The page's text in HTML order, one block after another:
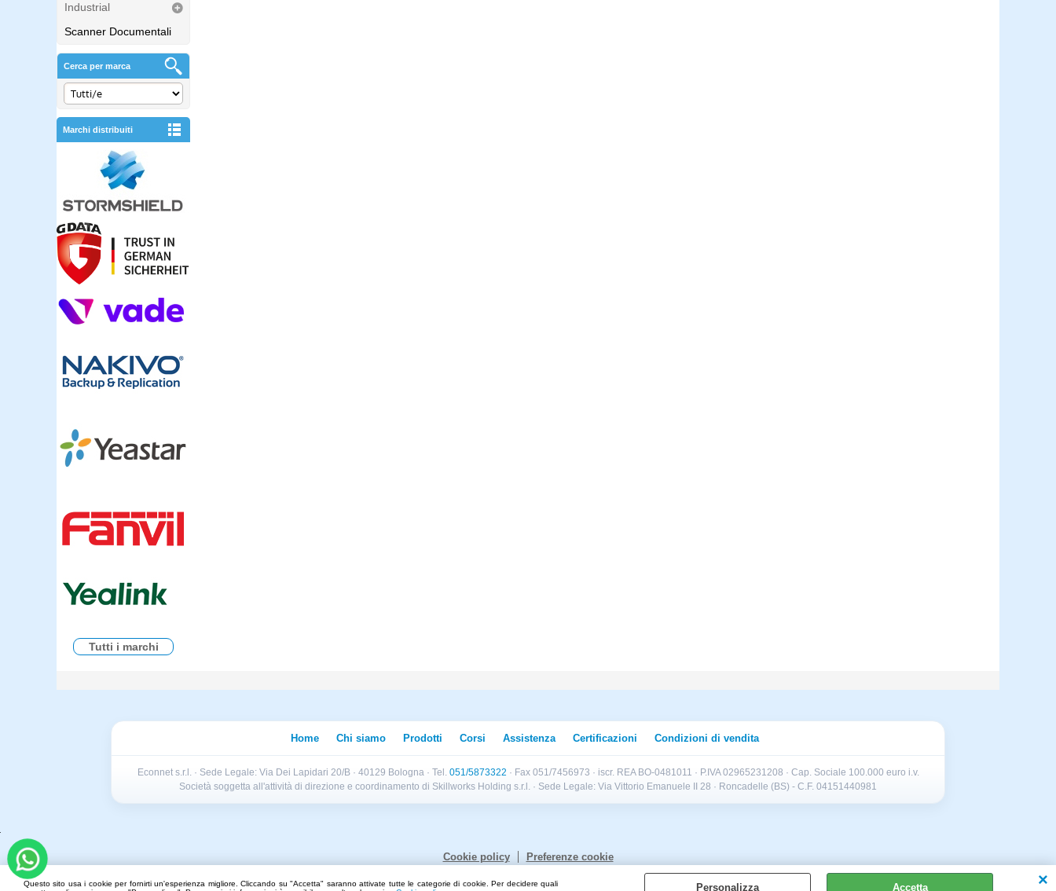
Questo sito usa i cookie per fornirti un'esperienza migliore. Cliccando su "Accetta" saranno attivate tutte le categorie di cookie. Per decidere quali
Personalizza Accetta
Industrial
Scanner Documentali
Cerca per marca
Marchi distribuiti
Tutti i marchi
Home Chi siamo Prodotti Corsi Assistenza Certificazioni Condizioni di vendita
Econnet s.r.l. · Sede Legale: Via Dei Lapidari 20/B · 40129 Bologna · Tel. 051/5873322 · Fax 051/7456973 · iscr. REA BO-0481011 · P.IVA 02965231208 · Cap. Sociale 100.000 euro i.v.
Società soggetta all'attività di direzione e coordinamento di Skillworks Holding s.r.l. · Sede Legale: Via Vittorio Emanuele II 28 · Roncadelle (BS) - C.F. 04151440981
Cookie policy Preferenze cookie